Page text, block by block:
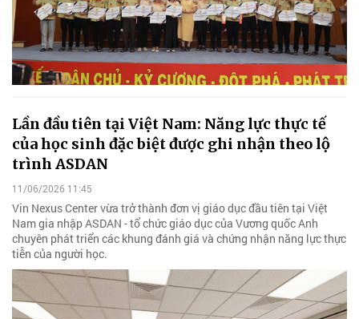
Lần đầu tiên tại Việt Nam: Năng lực thực tế
của học sinh đặc biệt được ghi nhận theo lộ
trình ASDAN
11/06/2026 11:45
Vin Nexus Center vừa trở thành đơn vị giáo dục đầu tiên tại Việt
Nam gia nhập ASDAN - tổ chức giáo dục của Vương quốc Anh
chuyên phát triển các khung đánh giá và chứng nhận năng lực thực
tiễn của người học.